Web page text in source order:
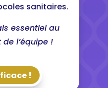
sanitaires.
essentiel au
l’équipe !
!